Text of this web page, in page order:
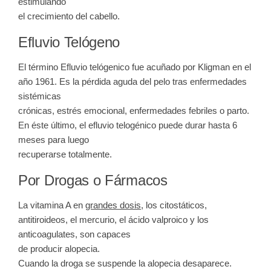
el crecimiento del cabello.
Efluvio Telógeno
El término Efluvio telógenico fue acuñado por Kligman en el
año 1961. Es la pérdida aguda del pelo tras enfermedades
sistémicas
crónicas, estrés emocional, enfermedades febriles o parto.
En éste último, el efluvio telogénico puede durar hasta 6
meses para luego
recuperarse totalmente.
Por Drogas o Fármacos
La vitamina A en grandes dosis, los citostáticos,
antitiroideos, el mercurio, el ácido valproico y los
anticoagulates, son capaces
de producir alopecia.
Cuando la droga se suspende la alopecia desaparece.